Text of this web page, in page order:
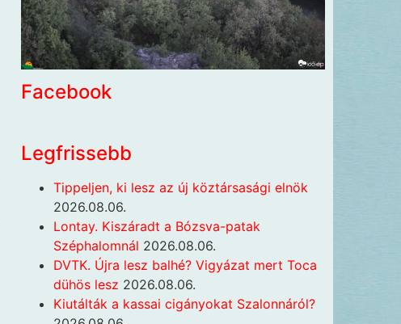
Facebook
Legfrissebb
Tippeljen, ki lesz az új köztársasági elnök
2026.08.06.
Lontay. Kiszáradt a Bózsva-patak
Széphalomnál 2026.08.06.
DVTK. Újra lesz balhé? Vigyázat mert Toca
dühös lesz 2026.08.06.
Kiutálták a kassai cigányokat Szalonnáról?